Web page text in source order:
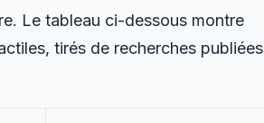
Le tableau ci-dessous montre
tirés de recherches publiées